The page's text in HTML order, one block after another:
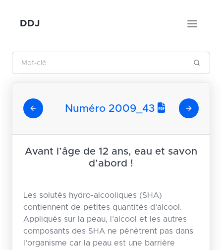
DDJ
Numéro 2009_43
Avant l’âge de 12 ans, eau et savon
d’abord !
Les solutés hydro-alcooliques (SHA)
contiennent de petites quantités d’alcool.
Appliqués sur la peau, l’alcool et les autres
composants des SHA ne pénètrent pas dans
l’organisme car la peau est une barrière